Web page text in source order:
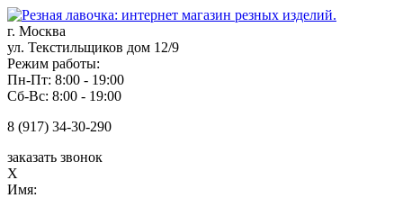
г. Москва
ул. Текстильщиков дом 12/9
Режим работы:
Пн-Пт: 8:00 - 19:00
Сб-Вс: 8:00 - 19:00
8 (917) 34-30-290
заказать звонок
X
Имя: